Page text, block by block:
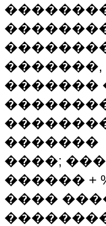
��������
�������,
�������
�������
����;
������ +
����
��������